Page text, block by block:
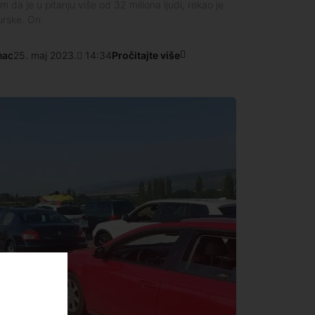
25. maj 2023. 14:34Pročitajte više